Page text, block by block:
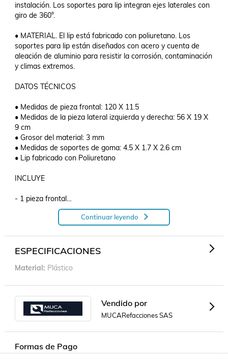
instalación. Los soportes para lip integran ejes laterales con
giro de 360°.
• MATERIAL. El lip está fabricado con poliuretano. Los
soportes para lip están diseñados con acero y cuenta de
aleación de aluminio para resistir la corrosión, contaminación
y climas extremos.
DATOS TÉCNICOS
• Medidas de pieza frontal: 120 X 11.5
• Medidas de la pieza lateral izquierda y derecha: 56 X 19 X
9 cm
• Grosor del material: 3 mm
• Medidas de soportes de goma: 4.5 X 1.7 X 2.6 cm
• Lip fabricado con Poliuretano
INCLUYE
- 1 pieza frontal
- 1 pieza lateral derecha
- 1 pieza lateral izquierda
- Tornillería para su armado
• Alto: 7.5 cm
MEDIDAS DE PIEZA LATERAL IZQUIERDA Y LATERAL
DERECHA DEL LIP
• Largo: 56 cm
Continuar leyendo
ESPECIFICACIONES
Material Plástico
Vendido por
MUCARefacciones SAS
Formas de Pago